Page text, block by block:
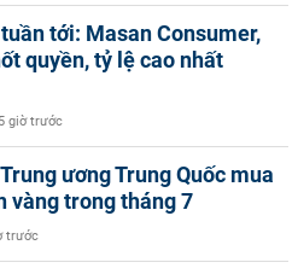
tới: Masan Consumer,
quyền, tỷ lệ cao nhất
5 giờ trước
ương Trung Quốc mua
vàng trong tháng 7
trước